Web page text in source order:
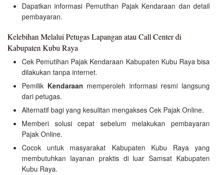
Dapatkan informasi Pemutihan Pajak Kendaraan dan detail
pembayaran.
Kelebihan Melalui Petugas Lapangan atau Call Center di
Kabupaten Kubu Raya
Cek Pemutihan Pajak Kendaraan Kabupaten Kubu Raya bisa
dilakukan tanpa internet.
Pemilik Kendaraan memperoleh informasi resmi langsung
dari petugas.
Alternatif bagi yang kesulitan mengakses Cek Pajak Online.
Memberi solusi cepat sebelum melakukan pembayaran
Pajak Online.
Cocok untuk masyarakat Kabupaten Kubu Raya yang
membutuhkan layanan praktis di luar Samsat Kabupaten
Kubu Raya.